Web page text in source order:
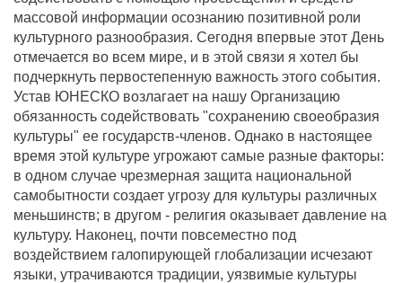
массовой информации осознанию позитивной роли
культурного разнообразия. Сегодня впервые этот День
отмечается во всем мире, и в этой связи я хотел бы
подчеркнуть первостепенную важность этого события.
Устав ЮНЕСКО возлагает на нашу Организацию
обязанность содействовать "сохранению своеобразия
культуры" ее государств-членов. Однако в настоящее
время этой культуре угрожают самые разные факторы:
в одном случае чрезмерная защита национальной
самобытности создает угрозу для культуры различных
меньшинств; в другом - религия оказывает давление на
культуру. Наконец, почти повсеместно под
воздействием галопирующей глобализации исчезают
языки, утрачиваются традиции, уязвимые культуры